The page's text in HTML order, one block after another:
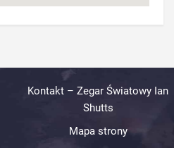
Kontakt – Zegar Światowy Ian
Shutts
Mapa strony